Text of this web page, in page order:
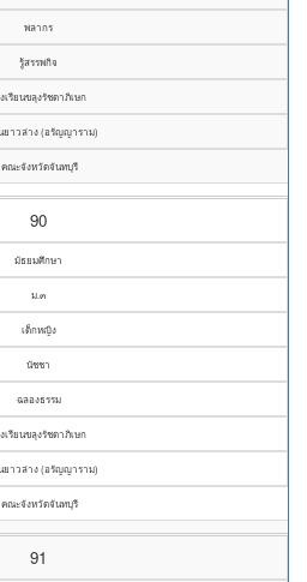
พลากร
รู้สรรพกิจ
เรียนขลุงรัชดาภิเษก
ยาวล่าง (อรัญญาราม)
คณะจังหวัดจันทบุรี
90
มัธยมศึกษา
ม.๓
เด็กหญิง
นัชชา
ฉลองธรรม
เรียนขลุงรัชดาภิเษก
ยาวล่าง (อรัญญาราม)
คณะจังหวัดจันทบุรี
91